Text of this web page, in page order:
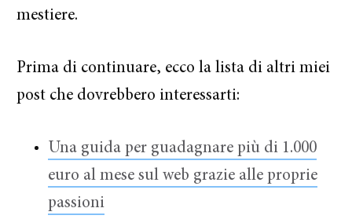
mestiere.
Prima di continuare, ecco la lista di altri miei
post che dovrebbero interessarti:
Una guida per guadagnare più di 1.000
euro al mese sul web grazie alle proprie
passioni